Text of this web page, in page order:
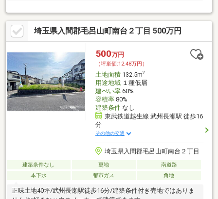
埼玉県入間郡毛呂山町南台２丁目 500万円
500万円
（坪単価:12.48万円）
土地面積132.5m2
用途地域１種低層
建ぺい率60%
容積率80%
建築条件なし
東武鉄道越生線 武州長瀬駅 徒歩16
分
その他の交通
埼玉県入間郡毛呂山町南台２丁目
建築条件なし 更地
南道路
本下水
都市ガス 角地
正味土地40坪/武州長瀬駅徒歩16分/建築条件付き売地ではありま